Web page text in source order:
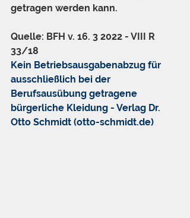
getragen werden kann.
Quelle: BFH v. 16. 3 2022 - VIII R
33/18
Kein Betriebsausgabenabzug für
ausschließlich bei der
Berufsausübung getragene
bürgerliche Kleidung - Verlag Dr.
Otto Schmidt (otto-schmidt.de)